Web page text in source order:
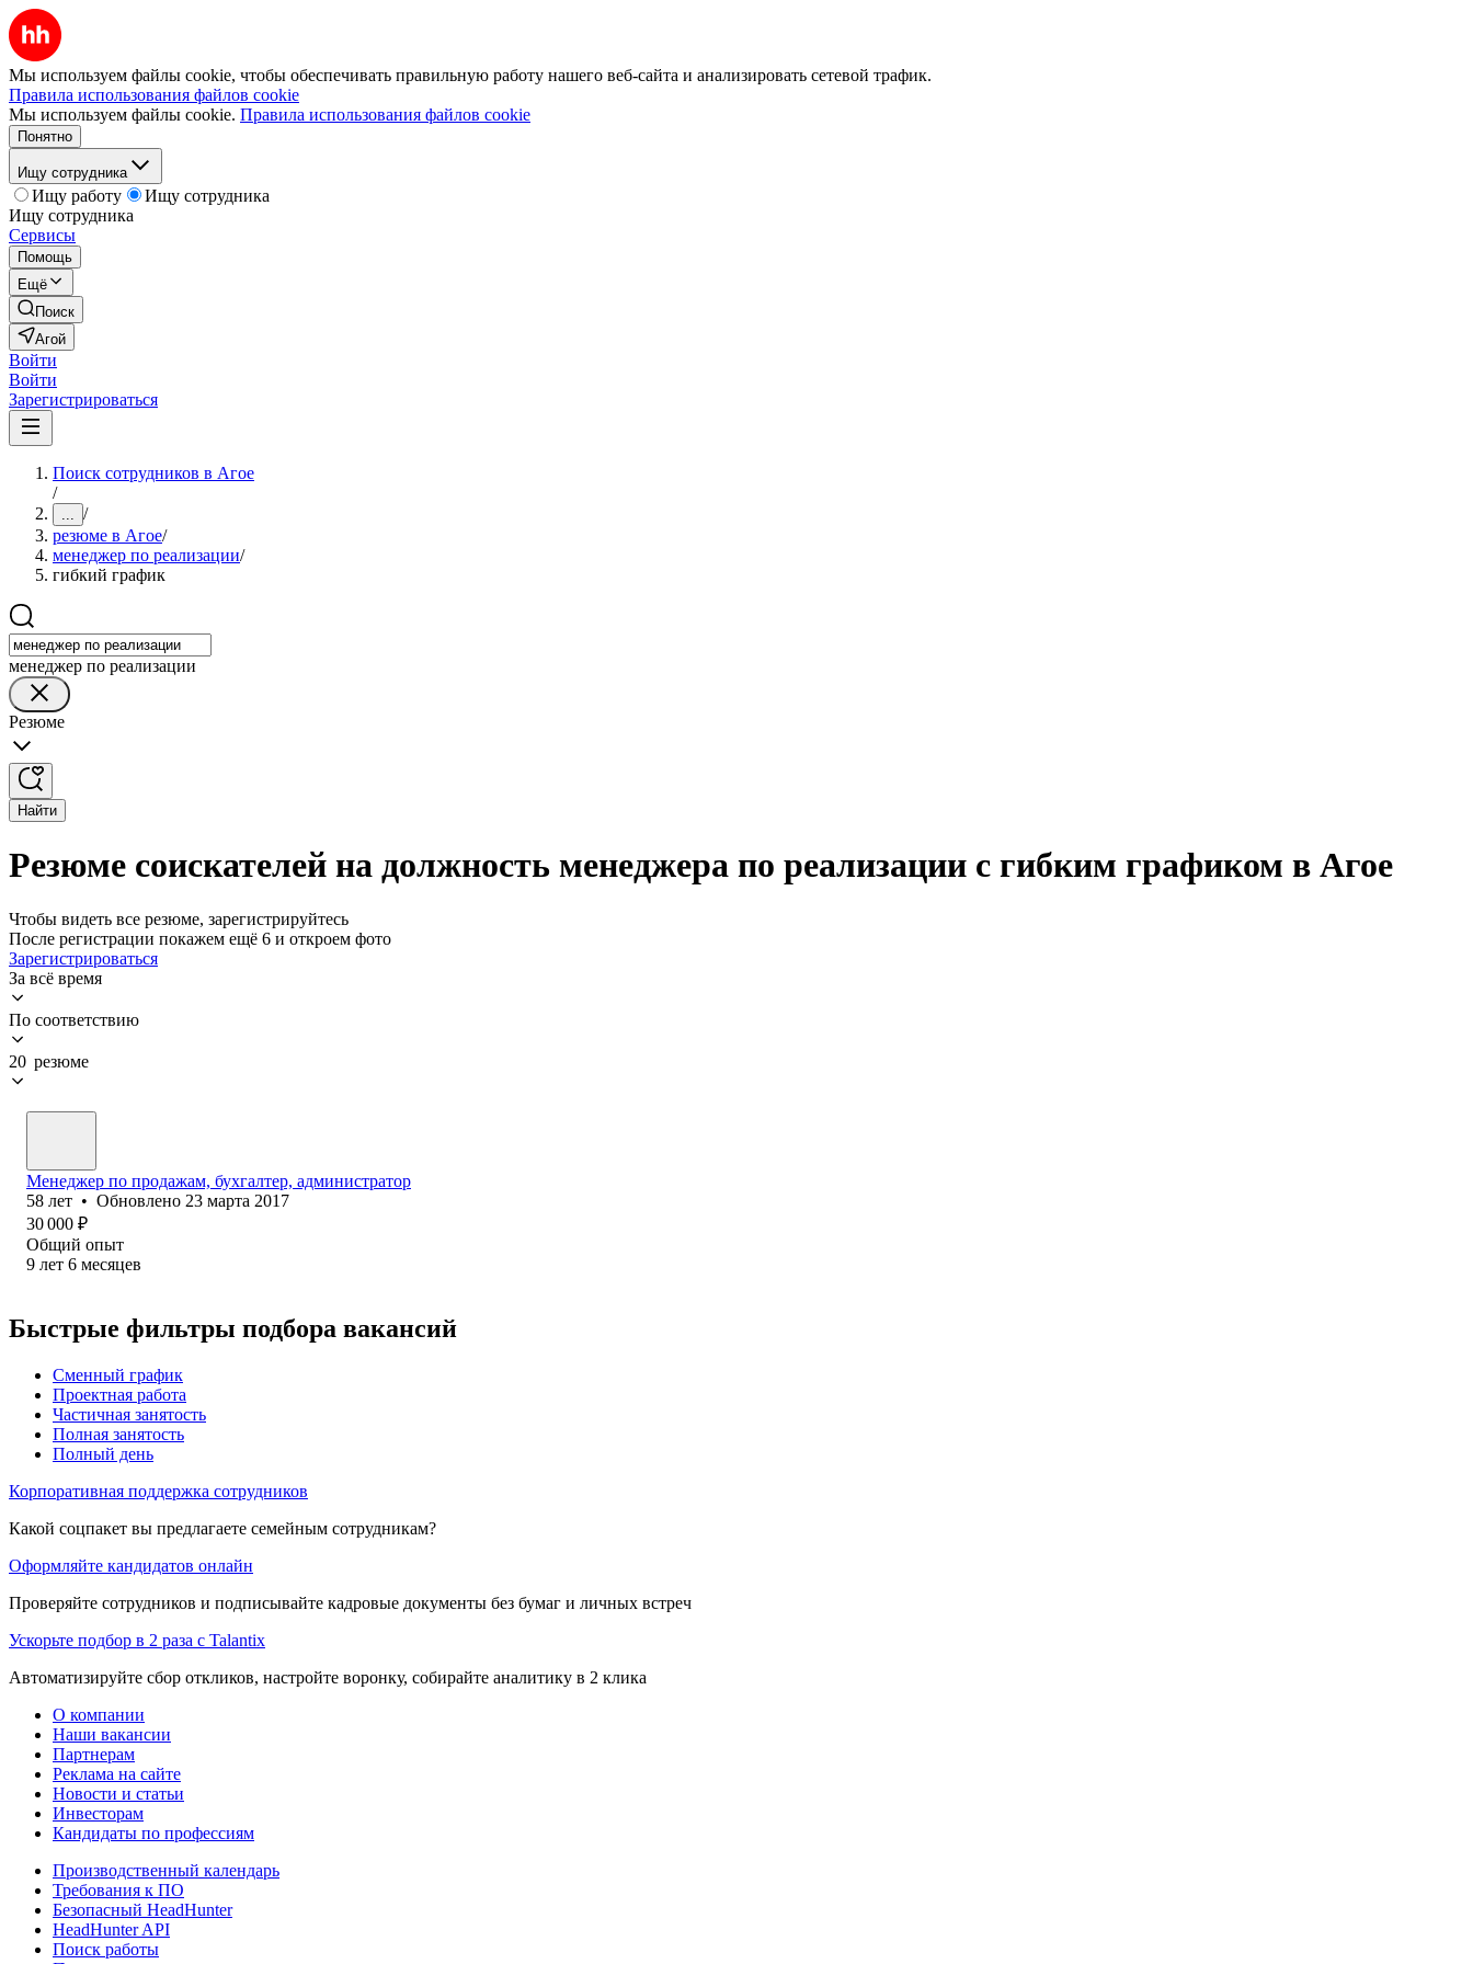
Мы используем файлы cookie, чтобы обеспечивать правильную работу нашего веб-сайта и анализировать сетевой трафик.
Правила использования файлов cookie
Мы используем файлы cookie. Правила использования файлов cookie
Понятно
Ищу сотрудника
Ищу работу
Ищу сотрудника
Ищу сотрудника
Сервисы
Помощь
Ещё
Поиск
Агой
Войти
Войти
Зарегистрироваться
Поиск сотрудников в Агое
/
... /
резюме в Агое/
менеджер по реализации/
гибкий график
менеджер по реализации
Резюме
Найти
Резюме соискателей на должность менеджера по реализации с гибким графиком в Агое
Чтобы видеть все резюме, зарегистрируйтесь
После регистрации покажем ещё 6 и откроем фото
Зарегистрироваться
За всё время
По соответствию
20 резюме
Менеджер по продажам, бухгалтер, администратор
58 лет • Обновлено 23 марта 2017
30 000 ₽
Общий опыт
9 лет 6 месяцев
Быстрые фильтры подбора вакансий
Сменный график
Проектная работа
Частичная занятость
Полная занятость
Полный день
Корпоративная поддержка сотрудников
Какой соцпакет вы предлагаете семейным сотрудникам?
Оформляйте кандидатов онлайн
Проверяйте сотрудников и подписывайте кадровые документы без бумаг и личных встреч
Ускорьте подбор в 2 раза с Talantix
Автоматизируйте сбор откликов, настройте воронку, собирайте аналитику в 2 клика
О компании
Наши вакансии
Партнерам
Реклама на сайте
Новости и статьи
Инвесторам
Кандидаты по профессиям
Производственный календарь
Требования к ПО
Безопасный HeadHunter
HeadHunter API
Поиск работы